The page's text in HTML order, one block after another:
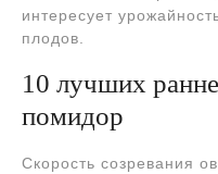
интересует
плодов.
10 лучших
помидор
Скорость созревания